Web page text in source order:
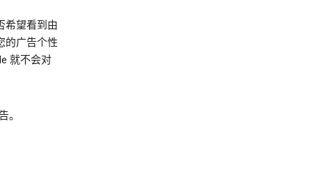
希望看到由
的广告个性
就不会对
。